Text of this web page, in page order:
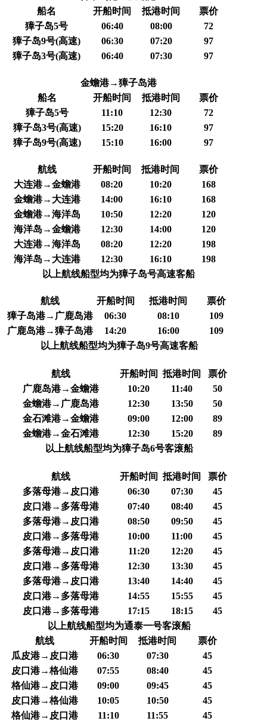
船名
开船时间 抵港时间
票价
獐子岛5号
06:40 08:00
72
獐子岛9号(高速)
06:30 07:20
97
獐子岛3号(高速)
06:40 07:30 97
金蟾港→獐子岛港
船名
开船时间 抵港时间
票价
獐子岛5号
11:10 12:30
72
獐子岛3号(高速)
15:20 16:10
97
獐子岛9号(高速)
15:10 16:00 97
航线 开船时间 抵港时间
票价
大连港→金蟾港
08:20 10:20
168
金蟾港→大连港
14:00 16:10
168
金蟾港→海洋岛
10:50 12:20
120
海洋岛→金蟾港
12:30 14:00
120
大连港→海洋岛
08:20 12:20
198
海洋岛→大连港
12:30 16:10
198
以上航线船型均为獐子岛号高速客船
航线 开船时间 抵港时间
票价
獐子岛港→广鹿岛港
06:30 08:10
109
广鹿岛港→獐子岛港
14:20 16:00
109
以上航线船型均为獐子岛9号高速客船
航线 开船时间 抵港时间
票价
广鹿岛港→金蟾港
10:20 11:40
50
金蟾港→广鹿岛港
12:30 13:50
50
金石滩港→金蟾港
09:00 12:00
89
金蟾港→金石滩港
12:30 15:20
89
以上航线船型均为獐子岛6号客滚船
航线 开船时间 抵港时间
票价
多落母港→皮口港
06:30 07:30
45
皮口港→多落母港
07:40 08:40
45
多落母港→皮口港
08:50 09:50
45
皮口港→多落母港
10:00 11:00
45
多落母港→皮口港
11:20 12:20
45
皮口港→多落母港
12:30 13:30
45
多落母港→皮口港
13:40 14:40
45
皮口港→多落母港
14:55 15:55
45
皮口港→多落母港
17:15 18:15
45
以上航线船型均为通泰一号客滚船
航线
开船时间 抵港时间
票价
瓜皮港→皮口港
06:30 07:30
45
皮口港→格仙港
07:55 08:40
45
格仙港→皮口港
09:00 09:45
45
皮口港→格仙港
10:05 10:50
45
格仙港→皮口港
11:10 11:55
45